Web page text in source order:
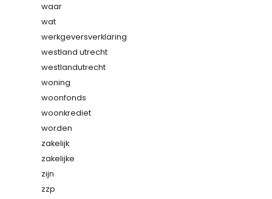
waar
wat
werkgeversverklaring
westland utrecht
westlandutrecht
woning
woonfonds
woonkrediet
worden
zakelijk
zakelijke
zijn
zzp